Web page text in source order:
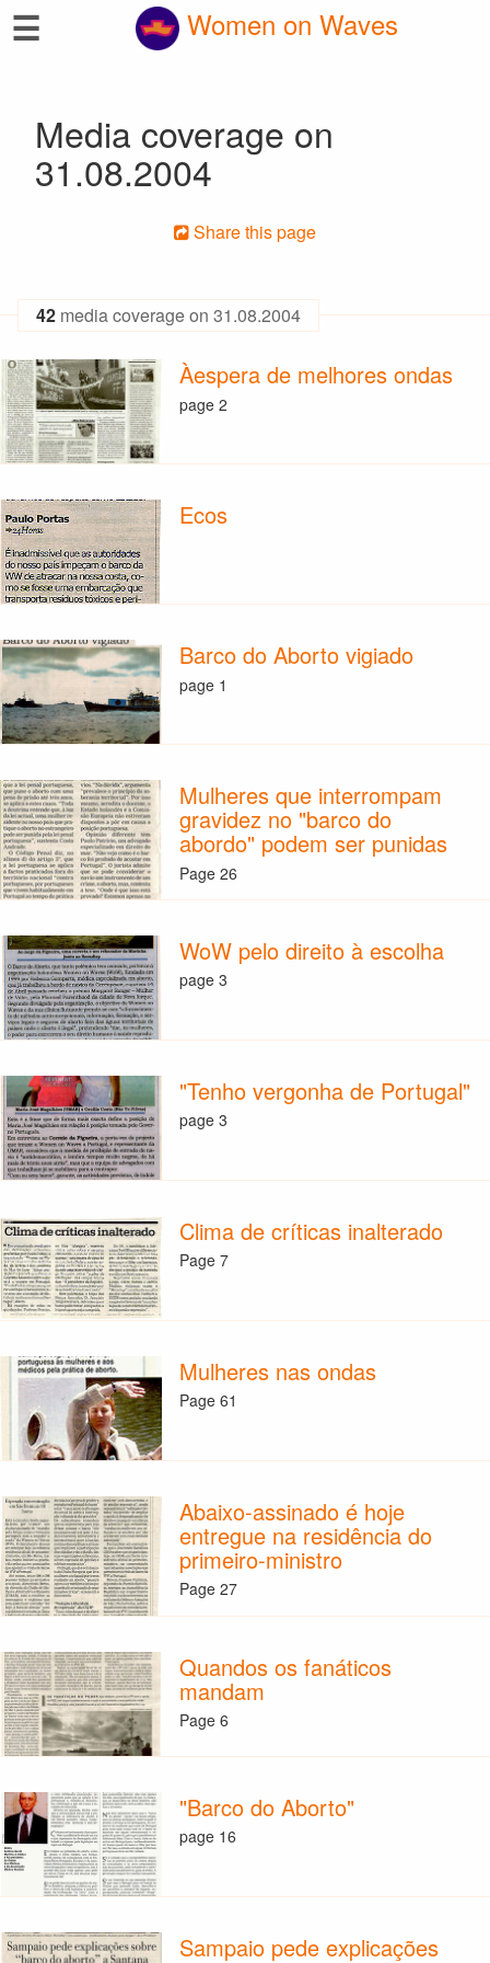
☰ Women on Waves
Media coverage on
31.08.2004
Share this page
42 media coverage on 31.08.2004
Àespera de melhores ondas
page 2
Ecos
Barco do Aborto vigiado
page 1
Mulheres que interrompam
gravidez no "barco do
abordo" podem ser punidas
Page 26
WoW pelo direito à escolha
page 3
"Tenho vergonha de Portugal"
page 3
Clima de críticas inalterado
Page 7
Mulheres nas ondas
Page 61
Abaixo-assinado é hoje
entregue na residência do
primeiro-ministro
Page 27
Quandos os fanáticos
mandam
Page 6
"Barco do Aborto"
page 16
Sampaio pede explicações